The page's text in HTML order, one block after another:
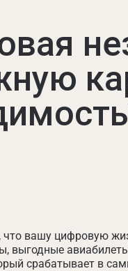
что вашу цифровую
выгодные
срабатывает в